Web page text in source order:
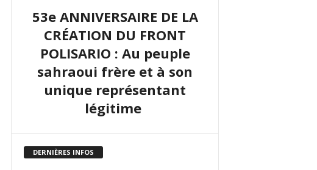
53e ANNIVERSAIRE DE LA
CRÉATION DU FRONT
POLISARIO : Au peuple
sahraoui frère et à son
unique représentant
légitime
DERNIÈRES INFOS